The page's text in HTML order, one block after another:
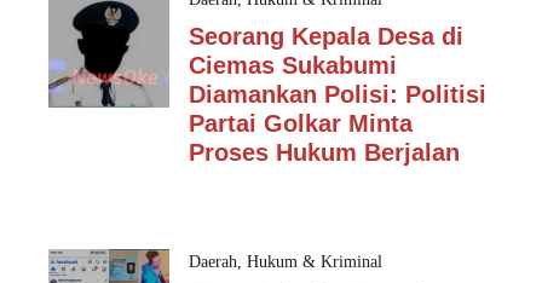
Seorang Kepala Desa di
Ciemas Sukabumi
Diamankan Polisi: Politisi
Partai Golkar Minta
Proses Hukum Berjalan
Daerah, Hukum & Kriminal